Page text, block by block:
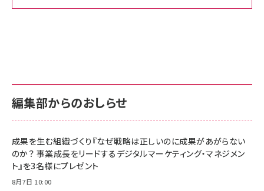
￥880
anan(アンアン)2026/06/24号 No.2500増刊
スペシャルエディション[王道エンタメの矜持／
￥1,100
anan(アンアン)2026/07/08号 No.2502[2026
サポート正規品 メーカー保証5年 KLMEA128G
NIMASO ガラスフィルム iPhone 17 用 保護フィ
すい ガイド枠付き いPhone17 (6.3インチ) 対応
2枚セット DSP25F1698
￥1,599
サポート正規品 メーカー保証5年 KLMEA128G
Amazon eギフトカード - Amazonロゴ - クラ
￥5,000
Anker PowerLine III Flow USB-C & USB-C
編集部からのおしらせ
成果を生む組織づくり『なぜ戦略は正しいのに成果があがらない
のか？ 事業成長をリードするデジタルマーケティング・マネジメン
ト』を3名様にプレゼント
8月7日 10:00